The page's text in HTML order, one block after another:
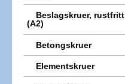
Beslagskruer, rustfritt
(A2)
Betongskruer
Elementskruer